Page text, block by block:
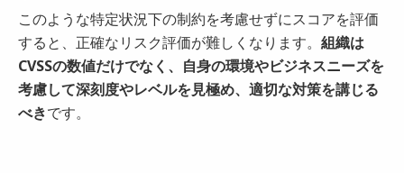
このような特定状況下の制約を考慮せずにスコアを評価
すると、正確なリスク評価が難しくなります。 組織は
CVSSの数値だけでなく、自身の環境やビジネスニーズを
考慮して深刻度やレベルを見極め、適切な対策を講じる
べきです。